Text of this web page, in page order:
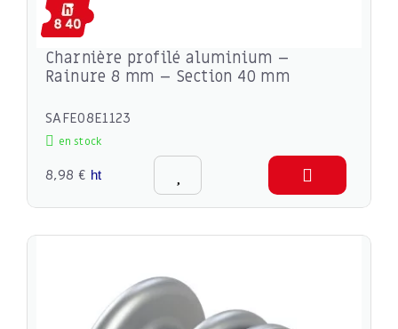
Charnière profilé aluminium –
Rainure 8 mm – Section 40 mm
SAFE08E1123
en stock
8,98 € ht